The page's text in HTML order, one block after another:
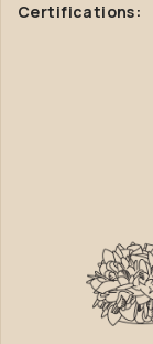
Certifications: